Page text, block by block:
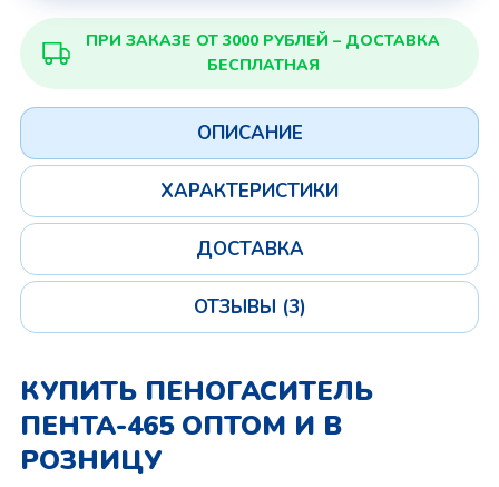
ПРИ ЗАКАЗЕ ОТ 3000 РУБЛЕЙ – ДОСТАВКА
БЕСПЛАТНАЯ
ОПИСАНИЕ
ХАРАКТЕРИСТИКИ
ДОСТАВКА
ОТЗЫВЫ (3)
КУПИТЬ ПЕНОГАСИТЕЛЬ
ПЕНТА-465 ОПТОМ И В
РОЗНИЦУ